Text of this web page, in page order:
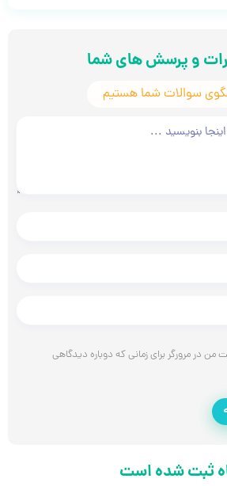
و پرسش های شما
سوالات شما هستیم
من در مرورگر برای زمانی که دوباره دیدگاهی